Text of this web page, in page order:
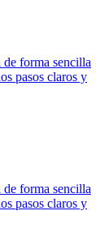
forma sencilla
pasos claros y
forma sencilla
pasos claros y